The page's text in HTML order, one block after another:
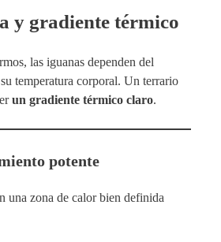
y gradiente térmico
las iguanas dependen del
temperatura corporal. Un terrario
un gradiente térmico claro.
potente
una zona de calor bien definida